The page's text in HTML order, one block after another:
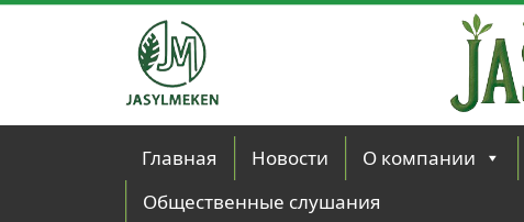
Skip to main content
Главная Новости О компании
Общественные слушания